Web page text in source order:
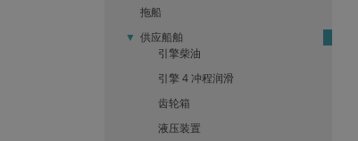
拖船
供应船舶
引擎柴油
引擎 4 冲程润滑
齿轮箱
液压装置